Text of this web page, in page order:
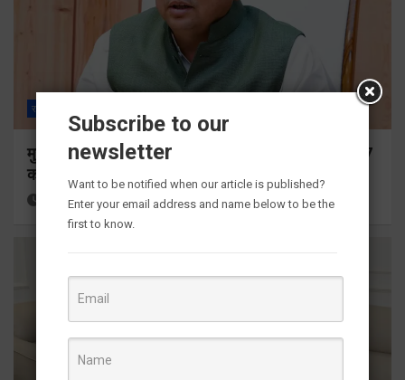
राज्य
मुख्यमंत्री ने प्रदान की विभिन्न विकास योजनाओं के लिए 1967
करोड़ की वित्तीय स्वीकृति
34 minutes ago Viri Gairola
Subscribe to our
newsletter
Want to be notified when our article is published?
Enter your email address and name below to be the
first to know.